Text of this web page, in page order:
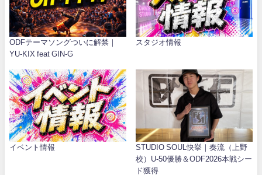
ODFテーマソングついに解禁｜
YU-KIX feat GIN-G
スタジオ情報
イベント情報
STUDIO SOUL快挙｜奏流（上野
校）U-50優勝＆ODF2026本戦シー
ド獲得